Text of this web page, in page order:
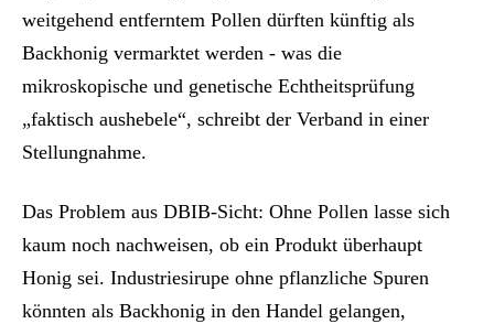
weitgehend entferntem Pollen dürften künftig als
Backhonig vermarktet werden - was die
mikroskopische und genetische Echtheitsprüfung
„faktisch aushebele“, schreibt der Verband in einer
Stellungnahme.
Das Problem aus DBIB-Sicht: Ohne Pollen lasse sich
kaum noch nachweisen, ob ein Produkt überhaupt
Honig sei. Industriesirupe ohne pflanzliche Spuren
könnten als Backhonig in den Handel gelangen,